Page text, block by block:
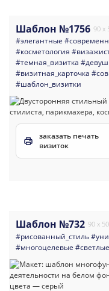
Шаблон №1756 90 x
#элегантные
#косметология
#темная_визитка
#визитная_карточка
#шаблон_визитки
заказать печать
визиток
Шаблон №732 90 x 50
#рисованный_стиль
#многоцелевые #светлые